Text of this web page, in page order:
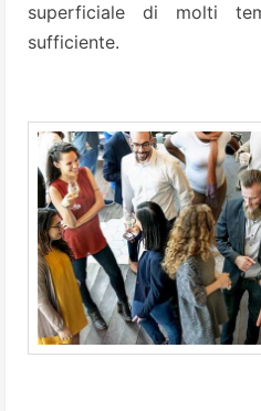
superficiale di molti
sufficiente.